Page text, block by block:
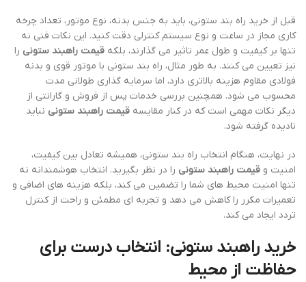
قبل از خرید راه بند ستونی، باید به جنس بدنه، نوع موتور، تعداد چرخه
کاری مجاز در ساعت و نوع سیستم کنترلی دقت کنید. این نکات فنی نه
تنها بر کیفیت و طول عمر تاثیر می گذارند، بلکه قیمت راهبند ستونی را
نیز تعیین می کنند. به طور مثال، راه بند ستونی با موتور قوی و بدنه
فولادی مقاوم هزینه بالاتری دارد، اما سرمایه گذاری طولانی مدت
محسوب می شود. همچنین بررسی خدمات پس از فروش و گارانتی از
دیگر نکات مهمی است که در کنار مقایسه قیمت راهبند ستونی نباید
نادیده گرفته شود.
در نهایت، هنگام انتخاب راه بند ستونی، همیشه تعادل بین کیفیت،
امنیت و قیمت راهبند ستونی را در نظر بگیرید. انتخاب هوشمندانه نه
تنها امنیت محیط های شما را تضمین می کند، بلکه هزینه های اضافی و
تعمیرات مکرر را کاهش می دهد و تجربه ای مطمئن و راحت از کنترل
تردد ایجاد می کند.
خرید راهبند ستونی: انتخاب درست برای
حفاظت از محیط